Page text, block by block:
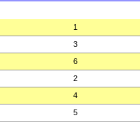
1
3
6
2
4
5